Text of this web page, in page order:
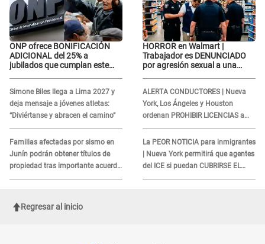
ONP ofrece BONIFICACIÓN
ADICIONAL del 25% a
jubilados que cumplan este
Simone Biles llega a Lima 2027 y
deja mensaje a jóvenes atletas:
“Diviértanse y abracen el camino”
Familias afectadas por sismo en
Junín podrán obtener títulos de
propiedad tras importante acuerdo
de Cofopri
HORROR en Walmart |
Trabajador es DENUNCIADO
por agresión sexual a una
ALERTA CONDUCTORES | Nueva
York, Los Ángeles y Houston
ordenan PROHIBIR LICENCIAS a
quienes no presenten ESTE
DOCUMENTO
La PEOR NOTICIA para inmigrantes
| Nueva York permitirá que agentes
del ICE si puedan CUBRIRSE EL
ROSTRO
Regresar al inicio